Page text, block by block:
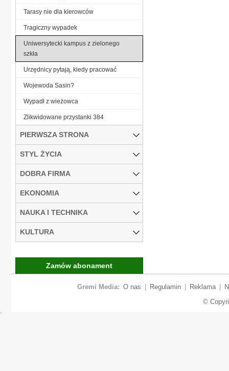
Tarasy nie dla kierowców
Tragiczny wypadek
Uniwersytecki kampus z zielonego
szkła
Urzędnicy pytają, kiedy pracować
Wojewoda Sasin?
Wypadł z wieżowca
Zlikwidowane przystanki 384
PIERWSZA STRONA
STYL ŻYCIA
DOBRA FIRMA
EKONOMIA
NAUKA I TECHNIKA
KULTURA
Zamów abonament
Gremi Media: O nas Regulamin Reklama
©